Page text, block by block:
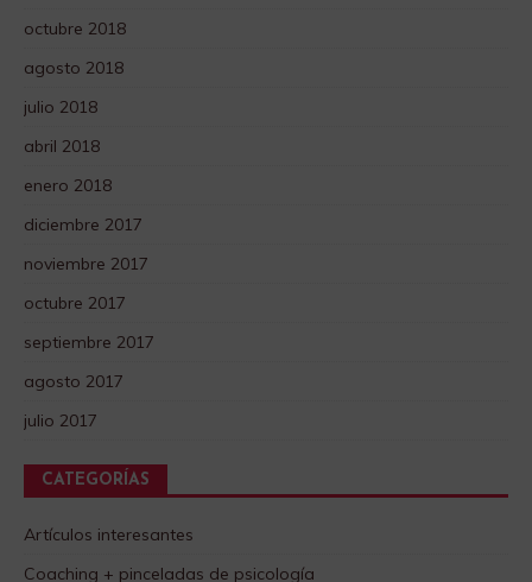
octubre 2018
agosto 2018
julio 2018
abril 2018
enero 2018
diciembre 2017
noviembre 2017
octubre 2017
septiembre 2017
agosto 2017
julio 2017
CATEGORÍAS
Artículos interesantes
Coaching + pinceladas de psicología